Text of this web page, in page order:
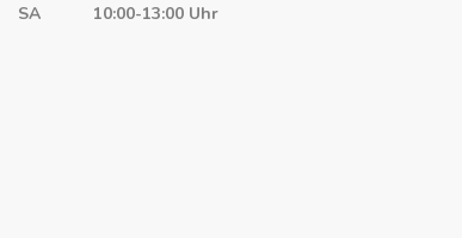
SA 10:00-13:00 Uhr